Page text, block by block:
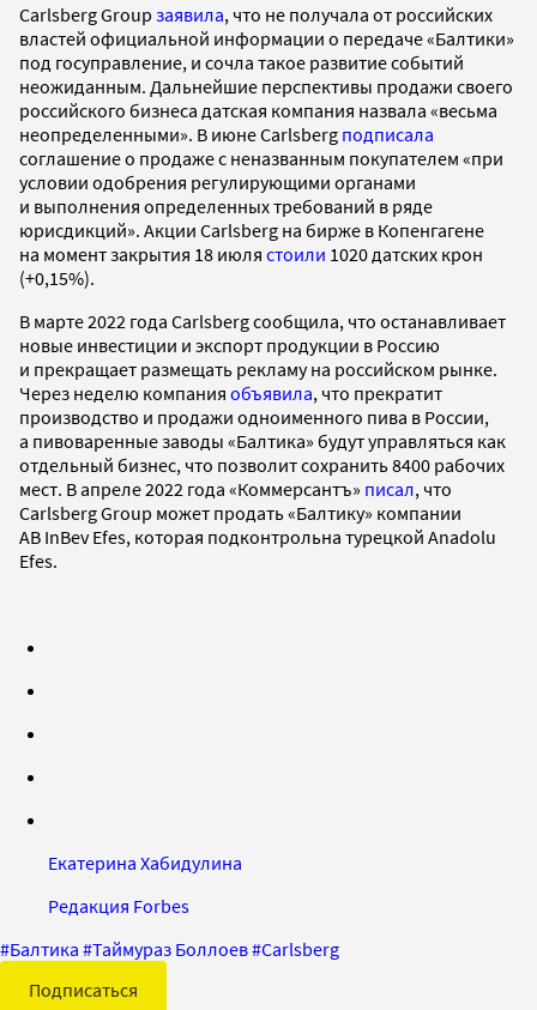
Carlsberg Group заявила, что не получала от российских
властей официальной информации о передаче «Балтики»
под госуправление, и сочла такое развитие событий
неожиданным. Дальнейшие перспективы продажи своего
российского бизнеса датская компания назвала «весьма
неопределенными». В июне Carlsberg подписала
соглашение о продаже с неназванным покупателем «при
условии одобрения регулирующими органами
и выполнения определенных требований в ряде
юрисдикций». Акции Carlsberg на бирже в Копенгагене
на момент закрытия 18 июля стоили 1020 датских крон
(+0,15%).
В марте 2022 года Carlsberg сообщила, что останавливает
новые инвестиции и экспорт продукции в Россию
и прекращает размещать рекламу на российском рынке.
Через неделю компания объявила, что прекратит
производство и продажи одноименного пива в России,
а пивоваренные заводы «Балтика» будут управляться как
отдельный бизнес, что позволит сохранить 8400 рабочих
мест. В апреле 2022 года «Коммерсантъ» писал, что
Carlsberg Group может продать «Балтику» компании
AB InBev Efes, которая подконтрольна турецкой Anadolu
Efes.
Екатерина Хабидулина
Редакция Forbes
#Балтика #Таймураз Боллоев#Carlsberg
Подписаться